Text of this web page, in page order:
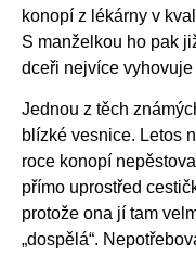
konopí z lékárny v
S manželkou ho pak
dceři nejvíce vyhovuje
Jednou z těch
blízké vesnice. Letos
roce konopí
přímo uprostřed
protože ona jí tam
„dospělá“.